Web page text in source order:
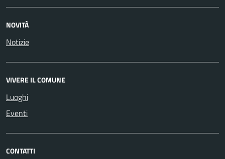
NOVITÀ
Notizie
VIVERE IL COMUNE
Luoghi
Eventi
CONTATTI